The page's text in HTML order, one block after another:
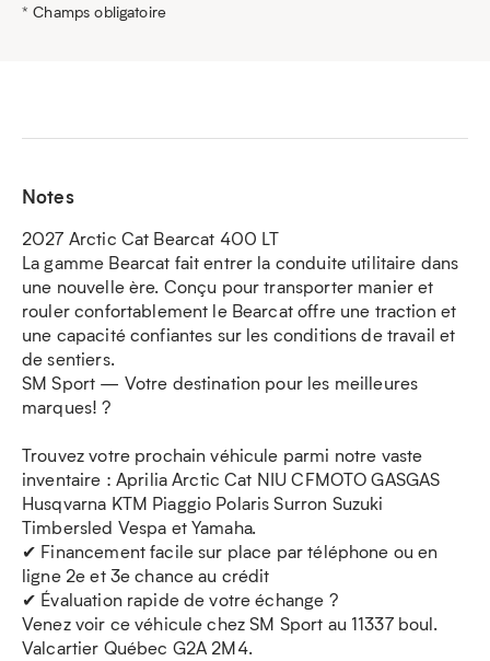
* Champs obligatoire
Notes
2027 Arctic Cat Bearcat 400 LT
La gamme Bearcat fait entrer la conduite utilitaire dans
une nouvelle ère. Conçu pour transporter manier et
rouler confortablement le Bearcat offre une traction et
une capacité confiantes sur les conditions de travail et
de sentiers.
SM Sport — Votre destination pour les meilleures
marques! ?
Trouvez votre prochain véhicule parmi notre vaste
inventaire : Aprilia Arctic Cat NIU CFMOTO GASGAS
Husqvarna KTM Piaggio Polaris Surron Suzuki
Timbersled Vespa et Yamaha.
✔ Financement facile sur place par téléphone ou en
ligne 2e et 3e chance au crédit
✔ Évaluation rapide de votre échange ?
Venez voir ce véhicule chez SM Sport au 11337 boul.
Valcartier Québec G2A 2M4.